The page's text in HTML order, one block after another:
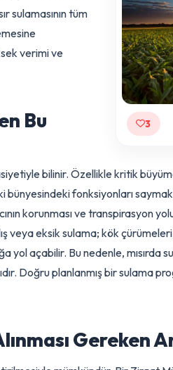
en uygun miktarda ve
sulamasının tüm
yüksek verimi ve
Bu
bilinir. Özellikle
bitki bünyesindeki fonksiyonları
korunması ve
veya eksik sulama; kök
yol açabilir. Bu nedenle,